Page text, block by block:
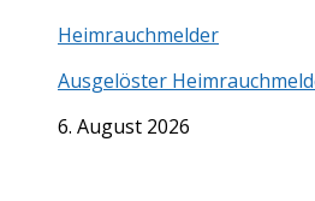
Heimrauchmelder
Ausgelöster
6. August 2026